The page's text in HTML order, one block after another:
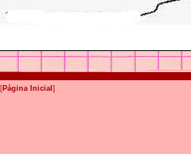
[Página Inicial ]